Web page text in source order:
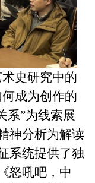
史研究中的
成为创作的
系”为线索展
神分析为解读
系统提供了独
怒吼吧，中